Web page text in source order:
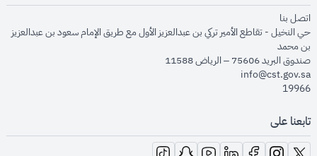
اتصل بنا
حي النخيل - تقاطع الأمير تركي بن عبدالعزيز الأول مع طريق الإمام سعود بن عبدالعزيز
بن محمد
صندوق البريد 75606 – الرياض 11588
info@cst.gov.sa
19966
تابعنا على